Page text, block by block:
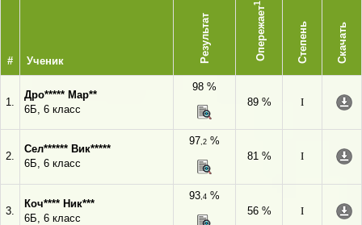
# Ученик Результат Опережает
1
Степень Скачать
1.
Дро***** Мар**
6Б, 6 класс
98 %
89 %
I
2.
Сел****** Вик*****
6Б, 6 класс
97,2 %
81 %
I
3.
Коч**** Ник***
6Б, 6 класс
93,4 %
56 %
I